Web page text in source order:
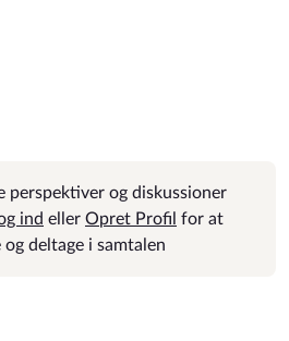
perspektiver og diskussioner
ind eller Opret Profil for at
deltage i samtalen